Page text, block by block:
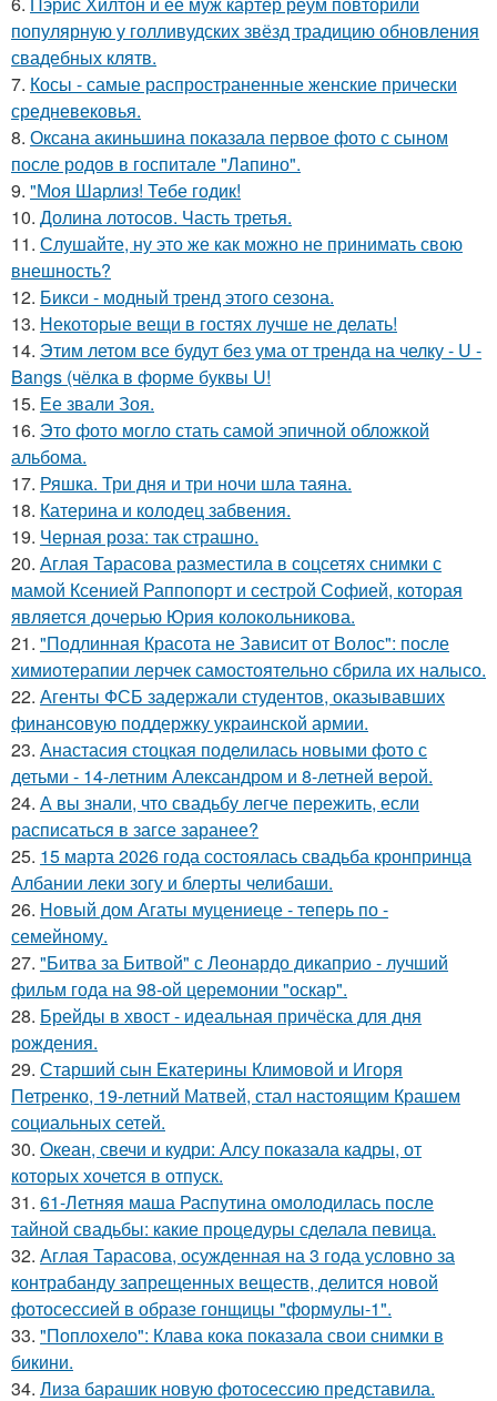
популярную у голливудских звёзд традицию обновления
свадебных клятв.
7. Косы - самые распространенные женские прически
средневековья.
8. Оксана акиньшина показала первое фото с сыном
после родов в госпитале "Лапино".
9. "Моя Шарлиз! Тебе годик!
10. Долина лотосов. Часть третья.
11. Слушайте, ну это же как можно не принимать свою
внешность?
12. Бикси - модный тренд этого сезона.
13. Некоторые вещи в гостях лучше не делать!
14. Этим летом все будут без ума от тренда на челку - U -
Bangs (чёлка в форме буквы U!
15. Ее звали Зоя.
16. Это фото могло стать самой эпичной обложкой
альбома.
17. Ряшка. Три дня и три ночи шла таяна.
18. Катерина и колодец забвения.
19. Черная роза: так страшно.
20. Аглая Тарасова разместила в соцсетях снимки с
мамой Ксенией Раппопорт и сестрой Софией, которая
является дочерью Юрия колокольникова.
21. "Подлинная Красота не Зависит от Волос": после
химиотерапии лерчек самостоятельно сбрила их налысо.
22. Агенты ФСБ задержали студентов, оказывавших
финансовую поддержку украинской армии.
23. Анастасия стоцкая поделилась новыми фото с
детьми - 14-летним Александром и 8-летней верой.
24. А вы знали, что свадьбу легче пережить, если
расписаться в загсе заранее?
25. 15 марта 2026 года состоялась свадьба кронпринца
Албании леки зогу и блерты челибаши.
26. Новый дом Агаты муцениеце - теперь по -
семейному.
27. "Битва за Битвой" с Леонардо дикаприо - лучший
фильм года на 98-ой церемонии "оскар".
28. Брейды в хвост - идеальная причёска для дня
рождения.
29. Старший сын Екатерины Климовой и Игоря
Петренко, 19-летний Матвей, стал настоящим Крашем
социальных сетей.
30. Океан, свечи и кудри: Алсу показала кадры, от
которых хочется в отпуск.
31. 61-Летняя маша Распутина омолодилась после
тайной свадьбы: какие процедуры сделала певица.
32. Аглая Тарасова, осужденная на 3 года условно за
контрабанду запрещенных веществ, делится новой
фотосессией в образе гонщицы "формулы-1".
33. "Поплохело": Клава кока показала свои снимки в
бикини.
34. Лиза барашик новую фотосессию представила.